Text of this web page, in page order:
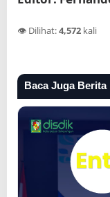
👁️ Dilihat:4,572 kali
Baca Juga Berita